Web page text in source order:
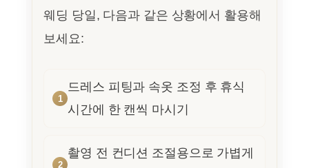
웨딩 당일, 다음과 같은 상황에서 활용해
보세요:
드레스 피팅과 속옷 조정 후 휴식
시간에 한 캔씩 마시기
촬영 전 컨디션 조절용으로 가볍게